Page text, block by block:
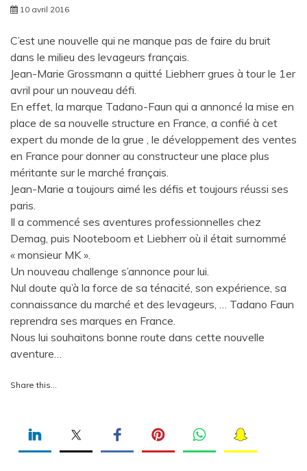
10 avril 2016
C’est une nouvelle qui ne manque pas de faire du bruit
dans le milieu des levageurs français.
Jean-Marie Grossmann a quitté Liebherr grues à tour le 1er
avril pour un nouveau défi.
En effet, la marque Tadano-Faun qui a annoncé la mise en
place de sa nouvelle structure en France, a confié à cet
expert du monde de la grue , le développement des ventes
en France pour donner au constructeur une place plus
méritante sur le marché français.
Jean-Marie a toujours aimé les défis et toujours réussi ses
paris.
Il a commencé ses aventures professionnelles chez
Demag, puis Nooteboom et Liebherr où il était surnommé
« monsieur MK ».
Un nouveau challenge s’annonce pour lui.
Nul doute qu’à la force de sa ténacité, son expérience, sa
connaissance du marché et des levageurs, … Tadano Faun
reprendra ses marques en France.
Nous lui souhaitons bonne route dans cette nouvelle
aventure…
Share this…